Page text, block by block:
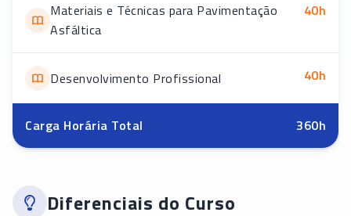
Materiais e Técnicas para Pavimentação
Asfáltica
40h
Desenvolvimento Profissional 40h
Carga Horária Total 360h
Diferenciais do Curso